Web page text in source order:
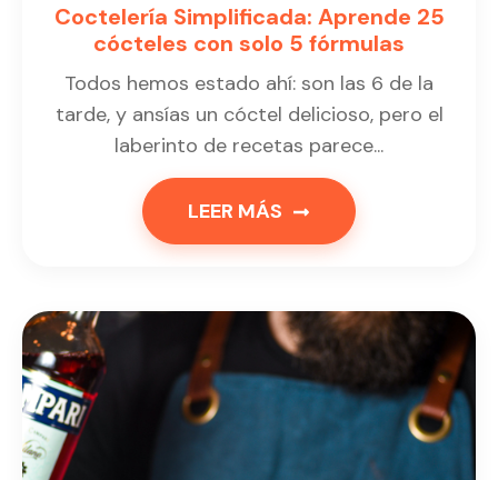
Coctelería Simplificada: Aprende 25
cócteles con solo 5 fórmulas
Todos hemos estado ahí: son las 6 de la
tarde, y ansías un cóctel delicioso, pero el
laberinto de recetas parece...
LEER MÁS